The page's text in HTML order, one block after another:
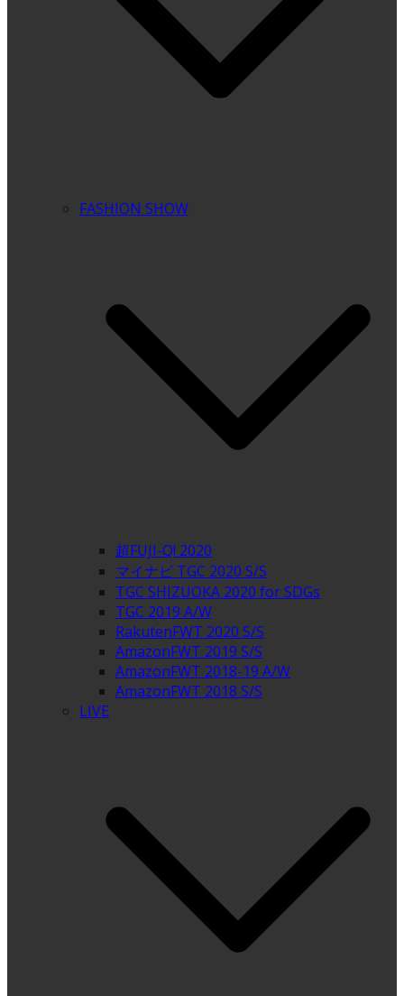
FASHION SHOW
超FUJI-Q! 2020
マイナビ TGC 2020 S/S
TGC SHIZUOKA 2020 for SDGs
TGC 2019 A/W
RakutenFWT 2020 S/S
AmazonFWT 2019 S/S
AmazonFWT 2018-19 A/W
AmazonFWT 2018 S/S
LIVE